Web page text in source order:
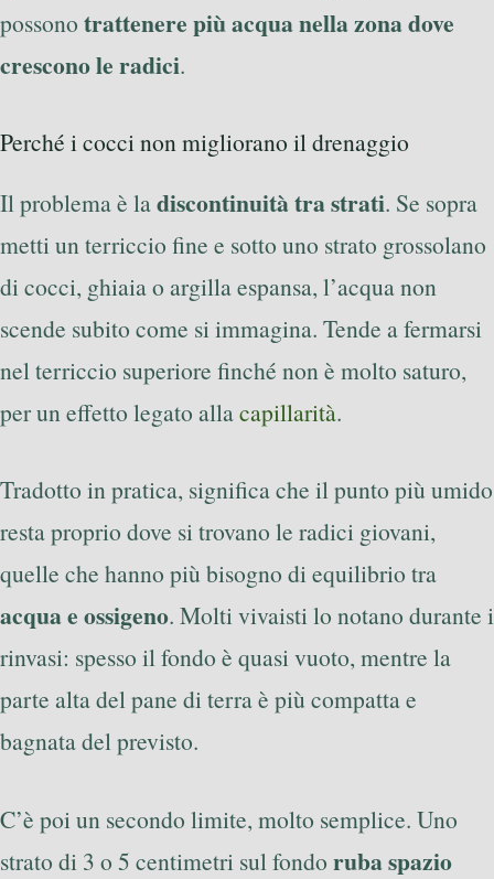
possono trattenere più acqua nella zona dove
crescono le radici.
Perché i cocci non migliorano il drenaggio
Il problema è ladiscontinuità tra strati. Se sopra
metti un terriccio fine e sotto uno strato grossolano
di cocci, ghiaia o argilla espansa, l’acqua non
scende subito come si immagina. Tende a fermarsi
nel terriccio superiore finché non è molto saturo,
per un effetto legato allacapillarità.
Tradotto in pratica, significa che il punto più umido
resta proprio dove si trovano le radici giovani,
quelle che hanno più bisogno di equilibrio tra
acqua e ossigeno. Molti vivaisti lo notano durante i
rinvasi: spesso il fondo è quasi vuoto, mentre la
parte alta del pane di terra è più compatta e
bagnata del previsto.
C’è poi un secondo limite, molto semplice. Uno
strato di 3 o 5 centimetri sul fondo ruba spazio